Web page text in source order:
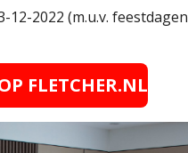
2022 (m.u.v.
FLETCHER.NL